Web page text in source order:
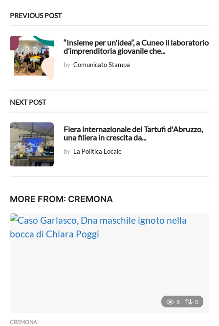
n
t
i
o
PREVIOUS POST
“Insieme per un'idea”, a Cuneo il laboratorio
d’imprenditoria giovanile che...
by Comunicato Stampa
NEXT POST
Fiera internazionale dei Tartufi d'Abruzzo,
una filiera in crescita da...
by La Politica Locale
MORE FROM: CREMONA
8 0
CREMONA